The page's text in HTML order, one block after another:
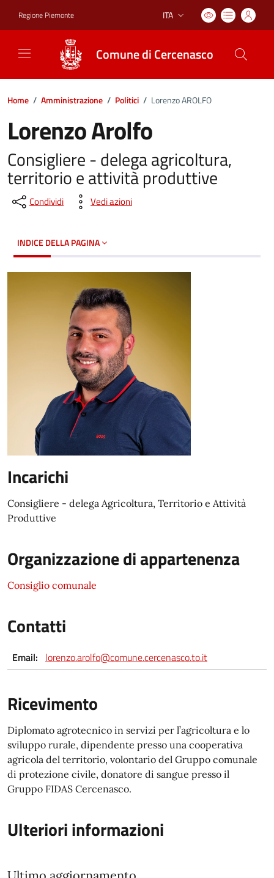
Regione Piemonte Lingua attiva:
ITA
Comune di Cercenasco
Home / Amministrazione / Politici / Lorenzo AROLFO
Lorenzo Arolfo
Consigliere - delega agricoltura,
territorio e attività produttive
Condividi Vedi azioni
INDICE DELLA PAGINA
Incarichi
Consigliere - delega Agricoltura, Territorio e Attività
Produttive
Organizzazione di appartenenza
Consiglio comunale
Contatti
Email: lorenzo.arolfo@comune.cercenasco.to.it
Ricevimento
Diplomato agrotecnico in servizi per l’agricoltura e lo
sviluppo rurale, dipendente presso una cooperativa
agricola del territorio, volontario del Gruppo comunale
di protezione civile, donatore di sangue presso il
Gruppo FIDAS Cercenasco.
Ulteriori informazioni